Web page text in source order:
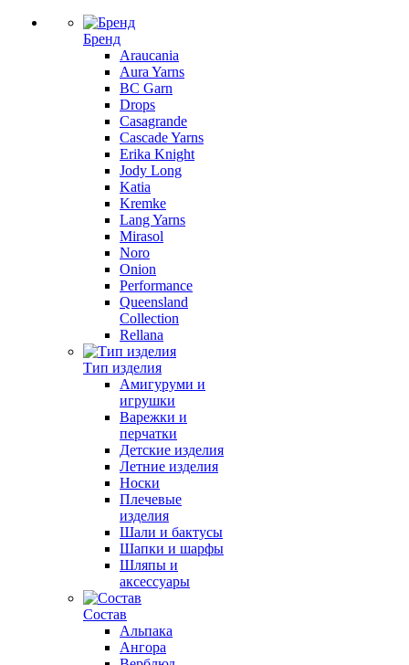
Бренд
Araucania
Aura Yarns
BC Garn
Drops
Casagrande
Cascade Yarns
Erika Knight
Jody Long
Katia
Kremke
Lang Yarns
Mirasol
Noro
Onion
Performance
Queensland
Collection
Rellana
Тип изделия
Амигуруми и
игрушки
Варежки и
перчатки
Детские изделия
Летние изделия
Носки
Плечевые
изделия
Шали и бактусы
Шапки и шарфы
Шляпы и
аксессуары
Состав
Альпака
Ангора